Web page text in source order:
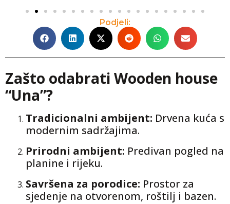
Podjeli:
Zašto odabrati Wooden house
“Una”?
Tradicionalni ambijent: Drvena kuća s
modernim sadržajima.
Prirodni ambijent: Predivan pogled na
planine i rijeku.
Savršena za porodice: Prostor za
sjedenje na otvorenom, roštilj i bazen.